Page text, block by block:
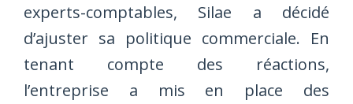
experts-comptables, Silae a décidé
d’ajuster sa politique commerciale. En
tenant compte des réactions,
l’entreprise a mis en place des